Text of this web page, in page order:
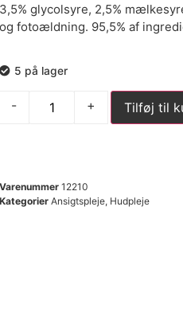
3,5% glycolsyre, 2,5%
og fotoældning. 95,5% af
5 på lager
- + Tilføj til
Varenummer12210
Kategorier Ansigtspleje, Hudpleje